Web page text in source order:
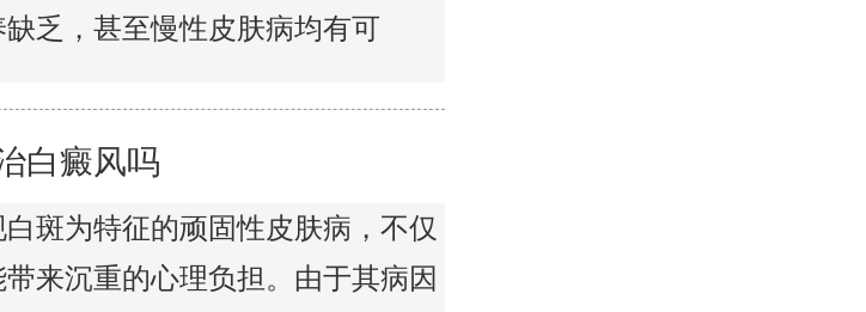
乏，甚至慢性皮肤病均有可
白癜风吗
斑为特征的顽固性皮肤病，不仅
来沉重的心理负担。由于其病因